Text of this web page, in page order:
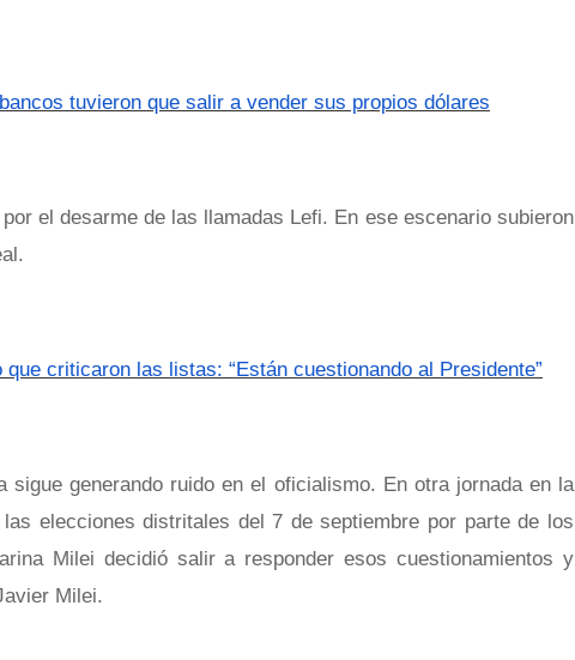
tuvieron que salir a vender sus propios dólares
el desarme de las llamadas Lefi. En ese escenario subieron
criticaron las listas: “Están cuestionando al Presidente”
sigue generando ruido en el oficialismo. En otra jornada en la
elecciones distritales del 7 de septiembre por parte de los
Milei decidió salir a responder esos cuestionamientos y
Milei.